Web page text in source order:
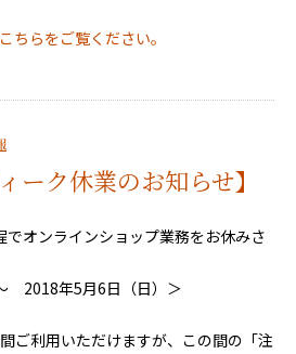
ちらをご覧ください。
ーク休業のお知らせ】
でオンラインショップ業務をお休みさ
2018年5月6日（日）＞
ご利用いただけますが、この間の「注